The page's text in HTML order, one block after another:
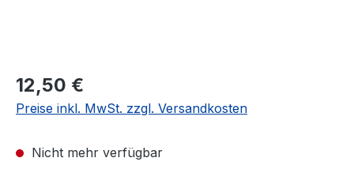
Regulärer Preis:
12,50 €
Preise inkl. MwSt. zzgl. Versandkosten
Nicht mehr verfügbar